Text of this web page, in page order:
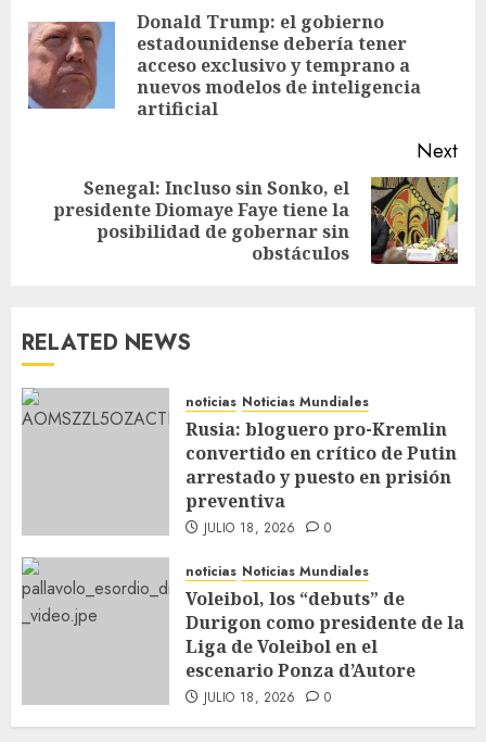
Donald Trump: el gobierno
estadounidense debería tener
acceso exclusivo y temprano a
nuevos modelos de inteligencia
artificial
Next
Senegal: Incluso sin Sonko, el
presidente Diomaye Faye tiene la
posibilidad de gobernar sin
obstáculos
RELATED NEWS
noticias Noticias Mundiales
Rusia: bloguero pro-Kremlin
convertido en crítico de Putin
arrestado y puesto en prisión
preventiva
JULIO 18, 2026 0
noticias Noticias Mundiales
Voleibol, los “debuts” de
Durigon como presidente de la
Liga de Voleibol en el
escenario Ponza d’Autore
JULIO 18, 2026 0